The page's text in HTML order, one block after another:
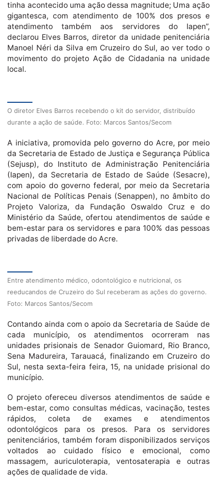
tinha acontecido uma ação dessa magnitude; Uma ação
gigantesca, com atendimento de 100% dos presos e
atendimento também aos servidores do Iapen”,
declarou Elves Barros, diretor da unidade penitenciária
Manoel Néri da Silva em Cruzeiro do Sul, ao ver todo o
movimento do projeto Ação de Cidadania na unidade
local.
O diretor Elves Barros recebendo o kit do servidor, distribuído
durante a ação de saúde. Foto: Marcos Santos/Secom
A iniciativa, promovida pelo governo do Acre, por meio
da Secretaria de Estado de Justiça e Segurança Pública
(Sejusp), do Instituto de Administração Penitenciária
(Iapen), da Secretaria de Estado de Saúde (Sesacre),
com apoio do governo federal, por meio da Secretaria
Nacional de Políticas Penais (Senappen), no âmbito do
Projeto Valoriza, da Fundação Oswaldo Cruz e do
Ministério da Saúde, ofertou atendimentos de saúde e
bem-estar para os servidores e para 100% das pessoas
privadas de liberdade do Acre.
Entre atendimento médico, odontológico e nutricional, os
reeducandos de Cruzeiro do Sul receberam as ações do governo.
Foto: Marcos Santos/Secom
Contando ainda com o apoio da Secretaria de Saúde de
cada município, os atendimentos ocorreram nas
unidades prisionais de Senador Guiomard, Rio Branco,
Sena Madureira, Tarauacá, finalizando em Cruzeiro do
Sul, nesta sexta-feira feira, 15, na unidade prisional do
município.
O projeto ofereceu diversos atendimentos de saúde e
bem-estar, como consultas médicas, vacinação, testes
rápidos, coleta de exames e atendimentos
odontológicos para os presos. Para os servidores
penitenciários, também foram disponibilizados serviços
voltados ao cuidado físico e emocional, como
massagem, auriculoterapia, ventosaterapia e outras
ações de qualidade de vida.